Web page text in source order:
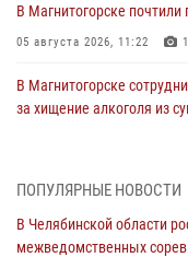
В Магнитогорске
05 августа 2026, 11:22 1
В Магнитогорске
за хищение алкоголя из
На Южном Урале спецназ
ПОПУЛЯРНЫЕ НОВОСТИ
В Челябинской области
межведомственных